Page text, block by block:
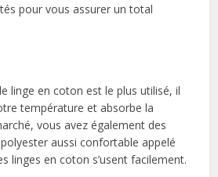
pour vous assurer un total
linge en coton est le plus utilisé, il
température et absorbe la
vous avez également des
aussi confortable appelé
linges en coton s’usent facilement.